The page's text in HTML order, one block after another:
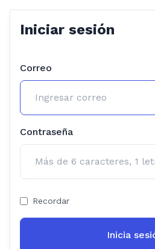
Iniciar sesión
Correo
Contraseña
Recordar